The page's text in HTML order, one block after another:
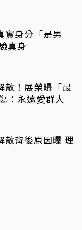
實身分「是男
驗真身
散！展榮曝「最
：永遠愛群人
散背後原因曝 理